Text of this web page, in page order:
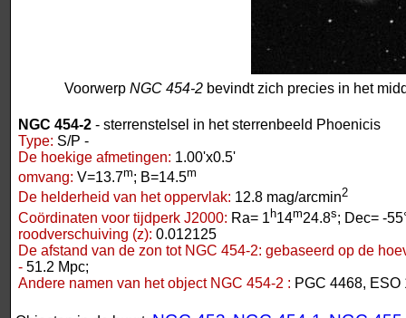
Voorwerp NGC 454-2bevindt zich precies in het
NGC 454-2 - sterrenstelsel in het sterrenbeeld Phoenicis
Type: S/P -
De hoekige afmetingen: 1.00'x0.5'
omvang: V=13.7m; B=14.5m
De helderheid van het oppervlak: 12.8 mag/arcmin2
Coördinaten voor tijdperk J2000: Ra= 1 h14m24.8s; Dec= -
roodverschuiving (z): 0.012125
De afstand van de zon tot NGC 454-2: gebaseerd op de
- 51.2 Mpc;
Andere namen van het object NGC 454-2 : PGC 4468, ESO